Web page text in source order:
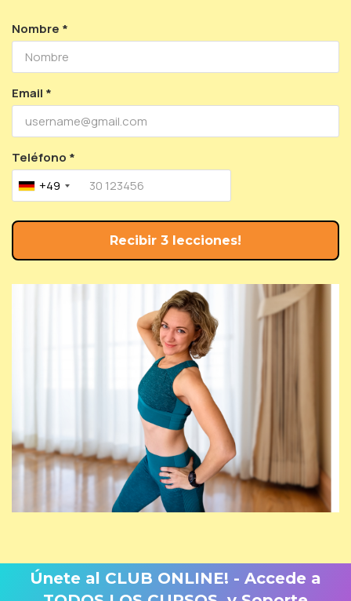
Nombre *
Email *
Teléfono *
+49
Recibir 3 lecciones!
Únete al CLUB ONLINE! - Accede a